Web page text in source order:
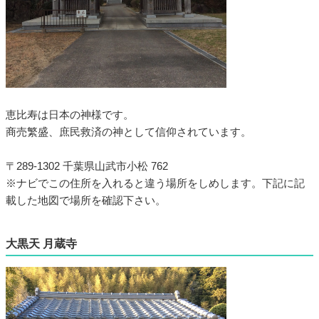
恵比寿は日本の神様です。
商売繁盛、庶民救済の神として信仰されています。
〒289-1302 千葉県山武市小松 762
※ナビでこの住所を入れると違う場所をしめします。下記に記
載した地図で場所を確認下さい。
大黒天 月蔵寺